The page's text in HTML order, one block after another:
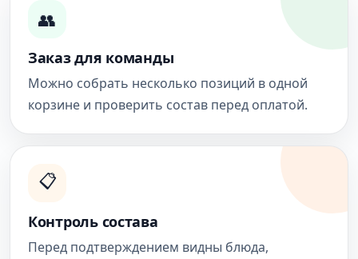
👥
Заказ для команды
Можно собрать несколько позиций в одной
корзине и проверить состав перед оплатой.
📋
Контроль состава
Перед подтверждением видны блюда,